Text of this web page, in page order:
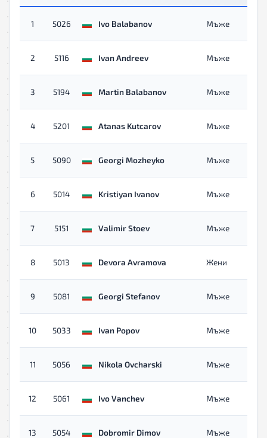
1 5026 Ivo Balabanov Мъже
2 5116 Ivan Andreev Мъже
3 5194 Martin Balabanov Мъже
4 5201 Atanas Kutcarov Мъже
5 5090 Georgi Mozheyko Мъже
6 5014 Kristiyan Ivanov Мъже
7 5151 Valimir Stoev Мъже
8 5013 Devora Avramova Жени
9 5081 Georgi Stefanov Мъже
10 5033 Ivan Popov Мъже
11 5056 Nikola Ovcharski Мъже
12 5061 Ivo Vanchev Мъже
13 5054 Dobromir Dimov Мъже